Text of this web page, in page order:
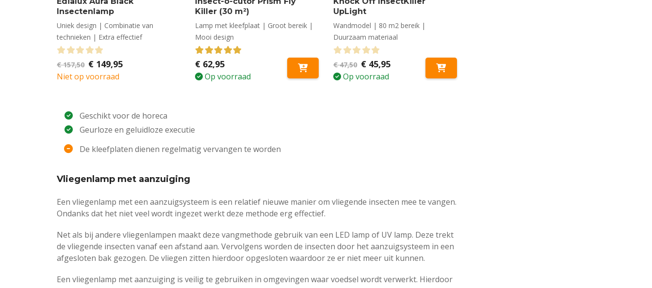
Insectenlamp
Uniek design | Combinatie van
technieken | Extra effectief
0 out of 5
€157,50 Oorspronkelijke
prijs
was:
€ 149,95Huidige
Niet op voorraad
Killer (30 m²)
Lamp met kleefplaat | Groot bereik |
Mooi design
5.00out of 5
€62,95
Op voorraad
UpLight
Wandmodel | 80 m2 bereik |
Duurzaam materiaal
0 out of 5
€47,50 Oorspronkelijke
prijs
was:
€ 45,95Huidige
Op voorraad
Geschikt voor de horeca
Geurloze en geluidloze executie
De kleefplaten dienen regelmatig vervangen te worden
Vliegenlamp met aanzuiging
Een vliegenlamp met een aanzuigsysteem is een relatief nieuwe manier om vliegende insecten mee te vangen.
Ondanks dat het niet veel wordt ingezet werkt deze methode erg effectief.
Net als bij andere vliegenlampen maakt deze vangmethode gebruik van een LED lamp of UV lamp. Deze trekt
de vliegende insecten vanaf een afstand aan. Vervolgens worden de insecten door het aanzuigsysteem in een
afgesloten bak gezogen. De vliegen zitten hierdoor opgesloten waardoor ze er niet meer uit kunnen.
Een vliegenlamp met aanzuiging is veilig te gebruiken in omgevingen waar voedsel wordt verwerkt. Hierdoor